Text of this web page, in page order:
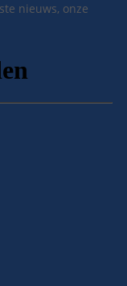
nieuws, onze